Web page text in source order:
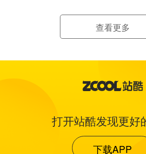
查看更多
打开站酷发现更好
下载APP